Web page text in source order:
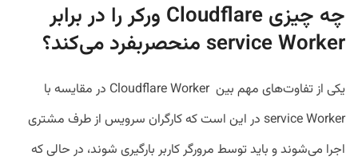
چه چیزی Cloudflare ورکر را در برابر
service Worker منحصربفرد می‌کند؟
یکی از تفاوت‌های مهم بین Cloudflare Worker در مقایسه با
service Worker در این است که کارگران سرویس از طرف مشتری
اجرا می‌شوند و باید توسط مرورگر کاربر بارگیری شوند، در حالی که